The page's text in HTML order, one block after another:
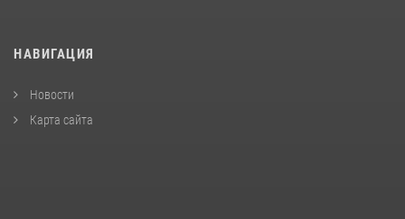
НАВИГАЦИЯ
Новости
Карта сайта